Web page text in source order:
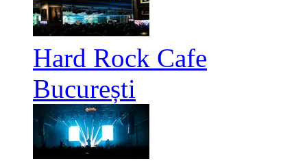
Hard Rock Cafe
București